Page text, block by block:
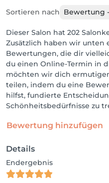
Sortieren nach Bewertung
Dieser Salon hat 202
Zusätzlich haben wir unten
Bewertungen, die dir
du einen Online-Termin in
möchten wir dich
teilen, indem du eine
hilfst, fundierte
Schönheitsbedürfnisse zu
Bewertung hinzufügen
Details
Endergebnis